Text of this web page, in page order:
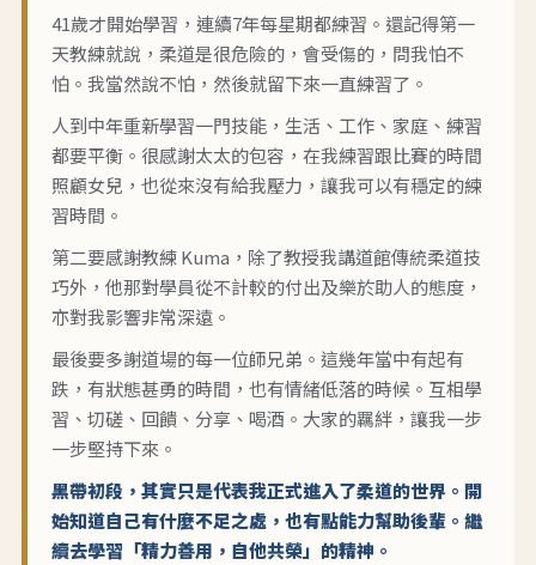
41歲才開始學習，連續7年每星期都練習。還記得第一
天教練就說，柔道是很危險的，會受傷的，問我怕不
怕。我當然說不怕，然後就留下來一直練習了。
人到中年重新學習一門技能，生活、工作、家庭、練習
都要平衡。很感謝太太的包容，在我練習跟比賽的時間
照顧女兒，也從來沒有給我壓力，讓我可以有穩定的練
習時間。
第二要感謝教練 Kuma，除了教授我講道館傳統柔道技
巧外，他那對學員從不計較的付出及樂於助人的態度，
亦對我影響非常深遠。
最後要多謝道場的每一位師兄弟。這幾年當中有起有
跌，有狀態甚勇的時間，也有情緒低落的時候。互相學
習、切磋、回饋、分享、喝酒。大家的羈絆，讓我一步
一步堅持下來。
黑帶初段，其實只是代表我正式進入了柔道的世界。開
始知道自己有什麼不足之處，也有點能力幫助後輩。繼
續去學習「精力善用，自他共榮」的精神。